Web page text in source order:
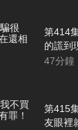
第414
的謊到
47分鐘
第415
友眼裡